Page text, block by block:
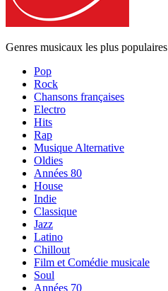
Genres musicaux les plus populaires
Pop
Rock
Chansons françaises
Electro
Hits
Rap
Musique Alternative
Oldies
Années 80
House
Indie
Classique
Jazz
Latino
Chillout
Film et Comédie musicale
Soul
Années 70